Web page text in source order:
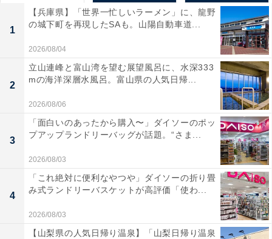
1
【兵庫県】「世界一忙しいラーメン」に、龍野
の城下町を再現したSAも。山陽自動車道...
2026/08/04
2
立山連峰と富山湾を望む展望風呂に、水深333
mの海洋深層水風呂。富山県の人気日帰...
2026/08/06
3
「面白いのあったから購入〜」ダイソーのポッ
プアップランドリーバッグが話題。“さま...
2026/08/03
4
「これ絶対に便利なやつや」ダイソーの折り畳
み式ランドリーバスケットが高評価「使わ...
2026/08/03
【山梨県の人気日帰り温泉】「山梨日帰り温泉